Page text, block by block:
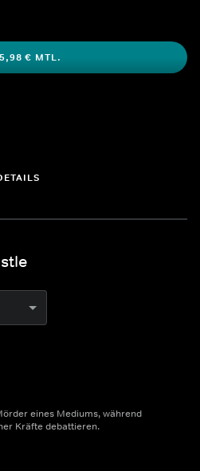
€ MTL.
eines Mediums, während
Kräfte debattieren.